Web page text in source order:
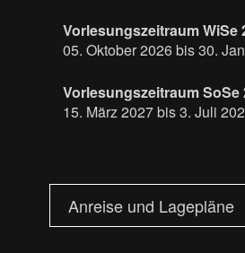
Vorlesungszeitraum WiSe
05. Oktober 2026 bis 30.
Vorlesungszeitraum SoSe
15. März 2027 bis 3. Juli
Anreise und Lagepläne